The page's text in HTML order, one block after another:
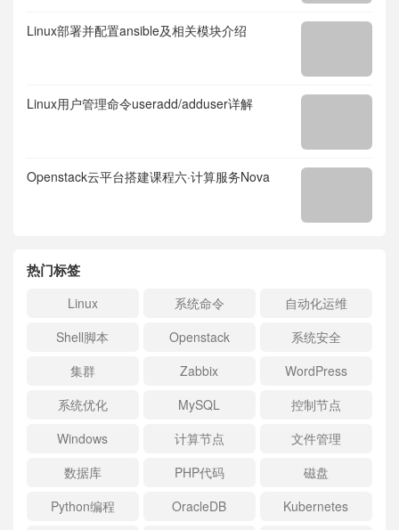
Linux部署并配置ansible及相关模块介绍
Linux用户管理命令useradd/adduser详解
Openstack云平台搭建课程六·计算服务Nova
热门标签
Linux 系统命令
自动化运维
Shell脚本
Openstack
系统安全
集群
Zabbix
WordPress
系统优化
MySQL
控制节点
Windows
计算节点
文件管理
数据库
PHP代码
磁盘
Python编程
OracleDB Kubernetes